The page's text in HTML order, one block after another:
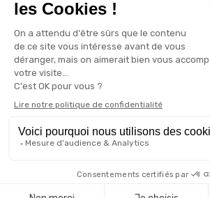
Email :contact@renouveau-immo.fr
Responsable de publication :
Home More
Privacy